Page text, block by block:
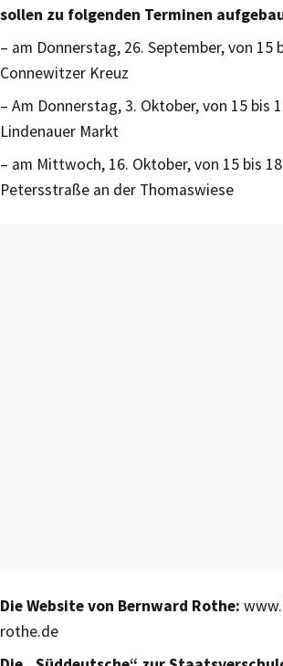
sollen zu folgenden Terminen
– am Donnerstag, 26. September, von 15
Connewitzer Kreuz
– Am Donnerstag, 3. Oktober, von 15 bis
Lindenauer Markt
– am Mittwoch, 16. Oktober, von 15 bis
Petersstraße an der Thomaswiese
Die Website von Bernward Rothe:
rothe.de